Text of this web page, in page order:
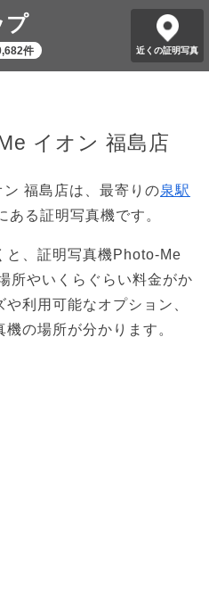
プ
件 近くの証明写真
イオン 福島店
福島店は、最寄りの泉駅
る証明写真機です。
と、証明写真機Photo-Me
所やいくらぐらい料金がか
利用可能なオプション、
の場所が分かります。